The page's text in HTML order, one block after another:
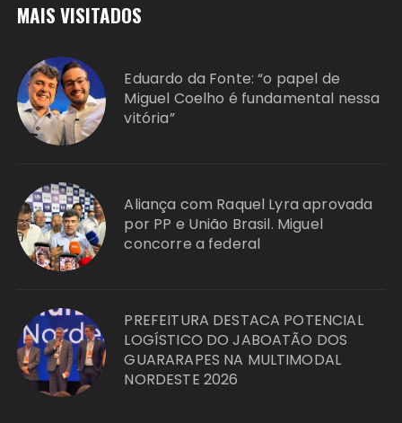
MAIS VISITADOS
Eduardo da Fonte: “o papel de
Miguel Coelho é fundamental nessa
vitória”
Aliança com Raquel Lyra aprovada
por PP e União Brasil. Miguel
concorre a federal
PREFEITURA DESTACA POTENCIAL
LOGÍSTICO DO JABOATÃO DOS
GUARARAPES NA MULTIMODAL
NORDESTE 2026